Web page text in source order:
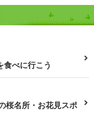
食べに行こう
桜名所・お花見スポ